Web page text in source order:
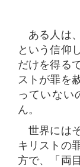
ある人は
という信仰
だけを得る
ストが罪を
っていない
ん。
世界には
キリストの
方で、「両